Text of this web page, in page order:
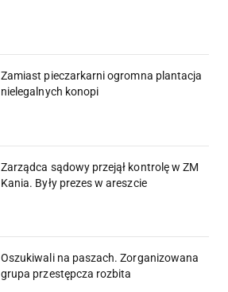
Zamiast pieczarkarni ogromna plantacja
nielegalnych konopi
Zarządca sądowy przejął kontrolę w ZM
Kania. Były prezes w areszcie
Oszukiwali na paszach. Zorganizowana
grupa przestępcza rozbita